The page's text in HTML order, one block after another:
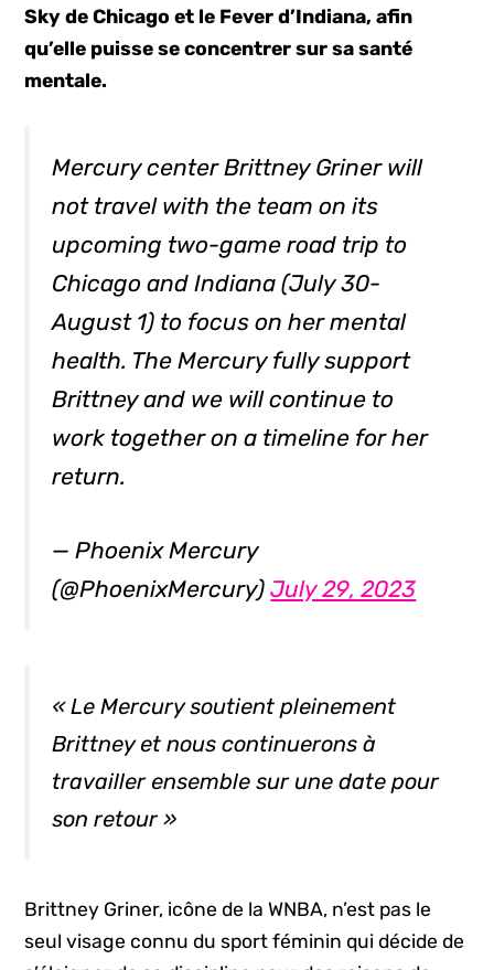
Sky de Chicago et le Fever d’Indiana, afin
qu’elle puisse se concentrer sur sa santé
mentale.
Mercury center Brittney Griner will
not travel with the team on its
upcoming two-game road trip to
Chicago and Indiana (July 30-
August 1) to focus on her mental
health. The Mercury fully support
Brittney and we will continue to
work together on a timeline for her
return.
— Phoenix Mercury
(@PhoenixMercury)July 29, 2023
« Le Mercury soutient pleinement
Brittney et nous continuerons à
travailler ensemble sur une date pour
son retour »
Brittney Griner, icône de la WNBA, n’est pas le
seul visage connu du sport féminin qui décide de